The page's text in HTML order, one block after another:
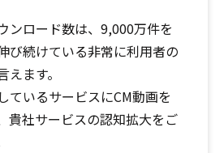
ンロード数は、9,000万件を
び続けている非常に利用者の
ます。
ているサービスにCM動画を
貴社サービスの認知拡大をご